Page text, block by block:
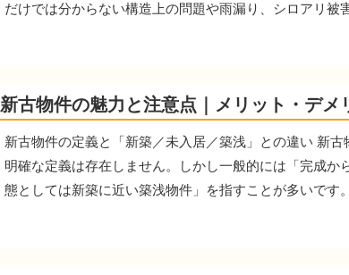
だけでは分からない構造上の問題や雨漏り、シロアリ被
新古物件の魅力と注意点｜メリット・デ
新古物件の定義と「新築／未入居／築浅」との違い 新
明確な定義は存在しません。しかし一般的には「完成
態としては新築に近い築浅物件」を指すことが多いです